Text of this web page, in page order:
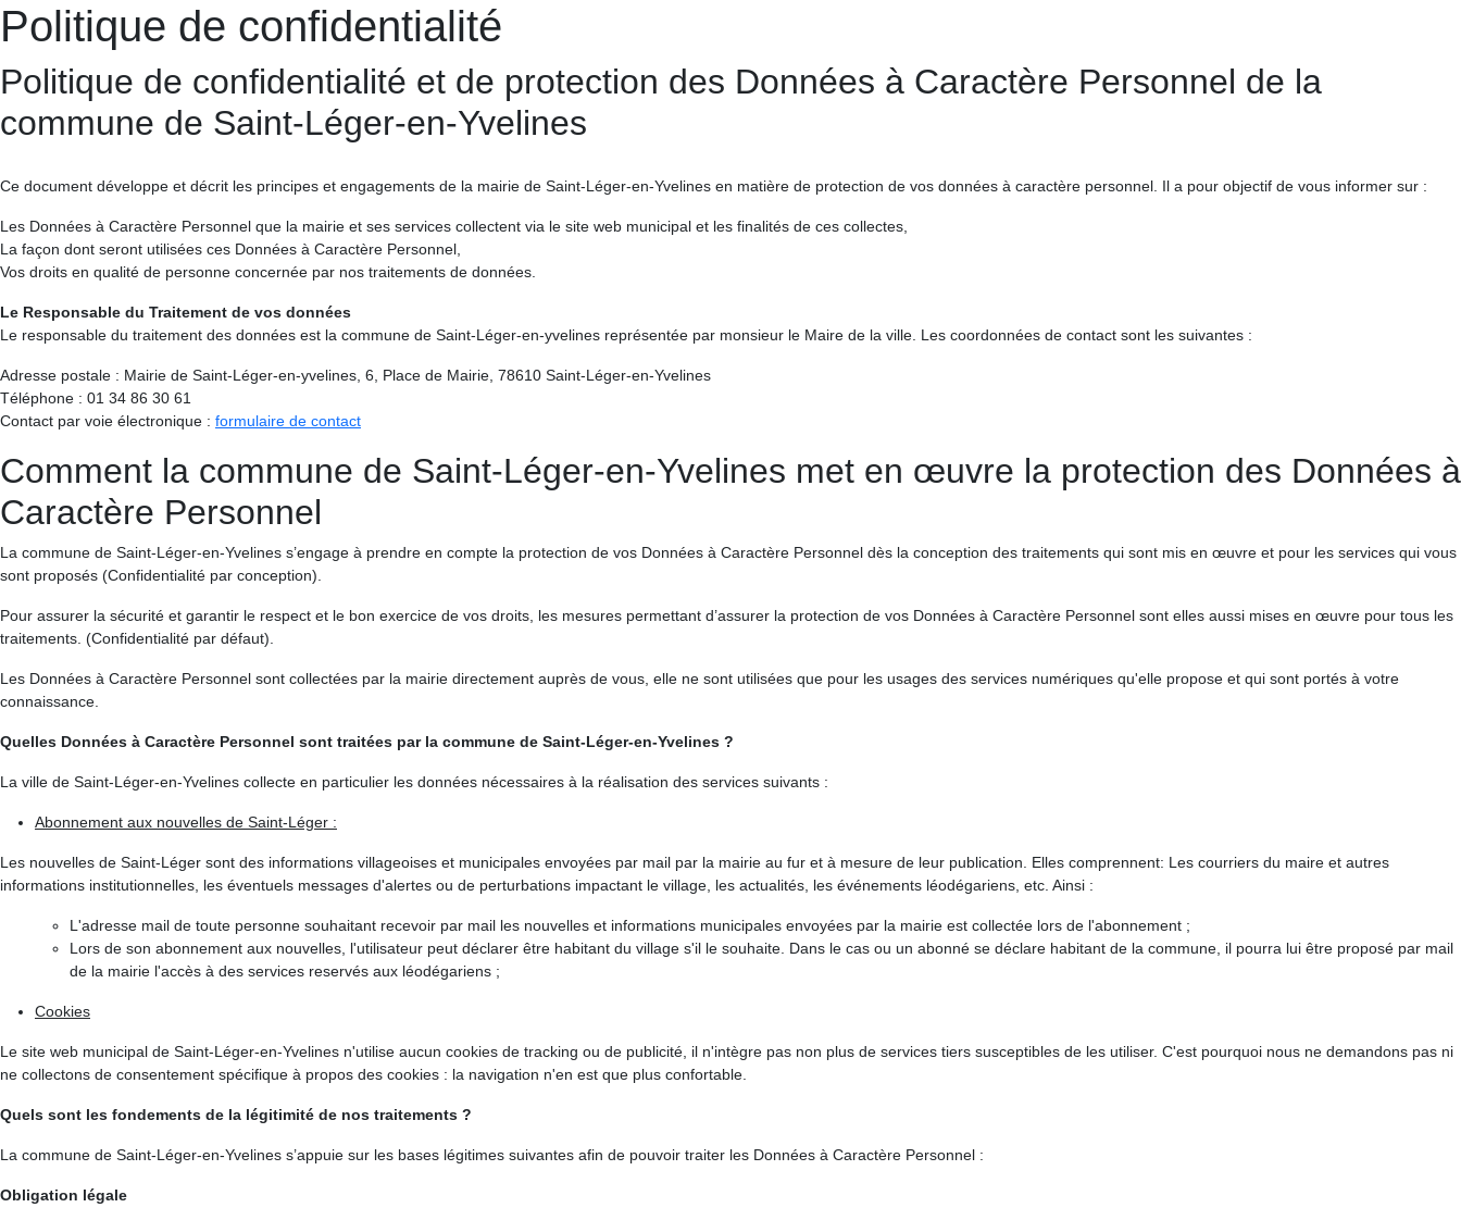
Politique de confidentialité
Politique de confidentialité et de protection des Données à Caractère Personnel de la
commune de Saint-Léger-en-Yvelines
Ce document développe et décrit les principes et engagements de la mairie de Saint-Léger-en-Yvelines en matière de protection de vos données à caractère personnel. Il a pour objectif de vous informer sur :
Les Données à Caractère Personnel que la mairie et ses services collectent via le site web municipal et les finalités de ces collectes,
La façon dont seront utilisées ces Données à Caractère Personnel,
Vos droits en qualité de personne concernée par nos traitements de données.
Le Responsable du Traitement de vos données
Le responsable du traitement des données est la commune de Saint-Léger-en-yvelines représentée par monsieur le Maire de la ville. Les coordonnées de contact sont les suivantes :
Adresse postale : Mairie de Saint-Léger-en-yvelines, 6, Place de Mairie, 78610 Saint-Léger-en-Yvelines
Téléphone : 01 34 86 30 61
Contact par voie électronique : formulaire de contact
Comment la commune de Saint-Léger-en-Yvelines met en œuvre la protection des Données à
Caractère Personnel
La commune de Saint-Léger-en-Yvelines s’engage à prendre en compte la protection de vos Données à Caractère Personnel dès la conception des traitements qui sont mis en œuvre et pour les services qui vous
sont proposés (Confidentialité par conception).
Pour assurer la sécurité et garantir le respect et le bon exercice de vos droits, les mesures permettant d’assurer la protection de vos Données à Caractère Personnel sont elles aussi mises en œuvre pour tous les
traitements. (Confidentialité par défaut).
Les Données à Caractère Personnel sont collectées par la mairie directement auprès de vous, elle ne sont utilisées que pour les usages des services numériques qu'elle propose et qui sont portés à votre
connaissance.
Quelles Données à Caractère Personnel sont traitées par la commune de Saint-Léger-en-Yvelines ?
La ville de Saint-Léger-en-Yvelines collecte en particulier les données nécessaires à la réalisation des services suivants :
Abonnement aux nouvelles de Saint-Léger :
Les nouvelles de Saint-Léger sont des informations villageoises et municipales envoyées par mail par la mairie au fur et à mesure de leur publication. Elles comprennent: Les courriers du maire et autres
informations institutionnelles, les éventuels messages d'alertes ou de perturbations impactant le village, les actualités, les événements léodégariens, etc. Ainsi :
L'adresse mail de toute personne souhaitant recevoir par mail les nouvelles et informations municipales envoyées par la mairie est collectée lors de l'abonnement ;
Lors de son abonnement aux nouvelles, l'utilisateur peut déclarer être habitant du village s'il le souhaite. Dans le cas ou un abonné se déclare habitant de la commune, il pourra lui être proposé par mail
de la mairie l'accès à des services reservés aux léodégariens ;
Cookies
Le site web municipal de Saint-Léger-en-Yvelines n'utilise aucun cookies de tracking ou de publicité, il n'intègre pas non plus de services tiers susceptibles de les utiliser. C'est pourquoi nous ne demandons pas ni
ne collectons de consentement spécifique à propos des cookies : la navigation n'en est que plus confortable.
Quels sont les fondements de la légitimité de nos traitements ?
La commune de Saint-Léger-en-Yvelines s’appuie sur les bases légitimes suivantes afin de pouvoir traiter les Données à Caractère Personnel :
Obligation légale